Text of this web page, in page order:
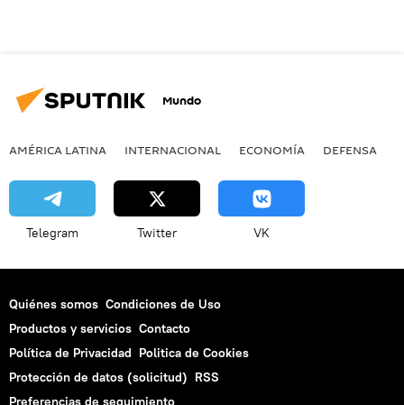
Mundo
AMÉRICA LATINA INTERNACIONAL ECONOMÍA DEFENSA
Telegram Twitter VK
Quiénes somos Condiciones de Uso
Productos y servicios Contacto
Política de Privacidad Politica de Cookies
Protección de datos (solicitud) RSS